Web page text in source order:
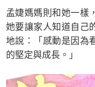
孟婕媽媽則和她一樣
她要讓家人知道自己
地說：「感動是因為
的堅定與成長。」